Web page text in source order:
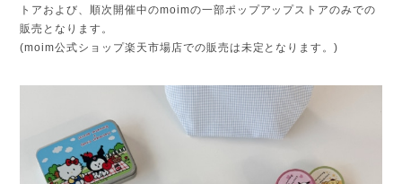
トアおよび、順次開催中のmoimの一部ポップアップストアのみでの
販売となります。
(moim公式ショップ楽天市場店での販売は未定となります。)